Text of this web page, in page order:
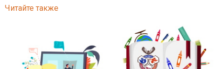
Читайте также